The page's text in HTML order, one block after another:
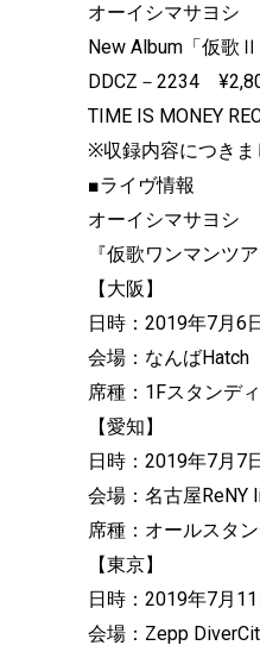
オーイシマサヨシ
New Album「仮歌Ⅱ
DDCZ－2234
TIME IS MONEY
※収録内容につきま
■ライヴ情報
オーイシマサヨシ
『仮歌ワンマンツ
【大阪】
日時：2019年7月6
会場：なんばHatch
席種：1Fスタンデ
【愛知】
日時：2019年7月7
会場：名古屋ReNY
席種：オールスタ
【東京】
日時：2019年7月
会場：Zepp